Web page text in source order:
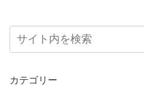
カテゴリー